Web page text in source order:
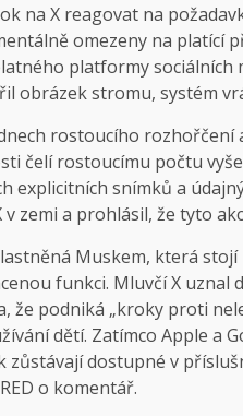
na X reagovat na
omezeny na platící
platformy sociálních
obrázek stromu, systém
rostoucího
čelí rostoucímu počtu
explicitních snímků a
zemi a prohlásil, že tyto
Muskem, která
funkci. Mluvčí X uznal
že podniká „kroky proti
dětí. Zatímco Apple a
zůstávají dostupné v
o komentář.